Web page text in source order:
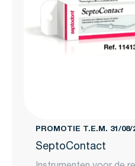
PROMOTIE T.E.M. 31/08/
SeptoContact